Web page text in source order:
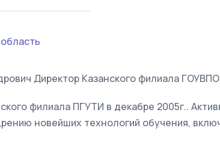
Директор Казанского филиала
филиала ПГУТИ в декабре 2005г..
новейших технологий обучения,